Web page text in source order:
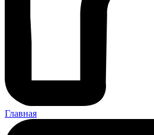
Главная